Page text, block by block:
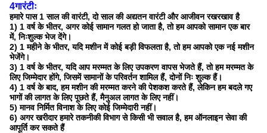
4गारंटीः
हमारे पास 1 साल की वारंटी, दो साल की अद्यतन वारंटी और आजीवन रखरखाव है
1) 1 वर्ष के भीतर, अगर कोई सामान गलत हो जाता है, तो हम आपको सामान एक बार
में, निःशुल्क भेज देंगे।
2) 1 महीने के भीतर, यदि मशीन में कोई बड़ी विफलता है, तो हम आपको एक नई मशीन
भेजेंगे।
3) 1 वर्ष के भीतर, यदि आप मरम्मत के लिए उपकरण वापस भेजते हैं, तो हम मरम्मत के
लिए जिम्मेदार होंगे, जिसमें सामानों के परिवर्तन शामिल हैं, दोनों निः शुल्क हैं।
4) 1 वर्ष के बाद, हम मशीन की मरम्मत करने की पेशकश करते हैं, लेकिन हम बदले गए
भागों की लागत के लिए पूछते हैं, मैनुअल लागत के लिए नहीं।
5) मानव निर्मित विनाश के लिए कोई जिम्मेदारी नहीं।
6) अगर खरीदार हमारे तकनीकी विभाग से किसी भी सवाल है, हम ऑनलाइन सेवा की
आपूर्ति कर सकते हैं